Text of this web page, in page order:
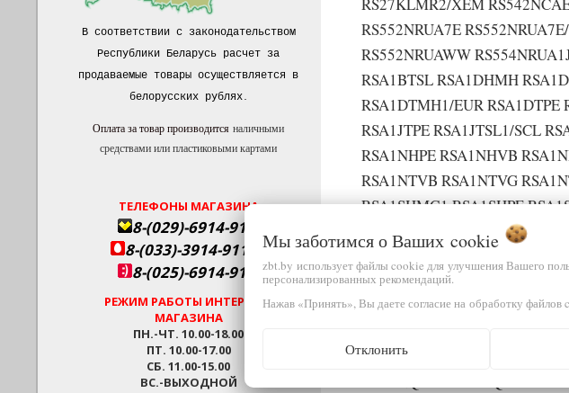
В соответствии с законодательством
Республики Беларусь расчет за
продаваемые товары осуществляется в
белорусских рублях.
Оплата за товар производится наличными
средствами или пластиковыми картами
ТЕЛЕФОНЫ МАГАЗИНА
8-(029)-6914-911
8-(033)-3914-911
8-(025)-6914-911
РЕЖИМ РАБОТЫ ИНТЕРНЕТ-
МАГАЗИНА
ПН.-ЧТ. 10.00-18.00
ПТ. 10.00-17.00
СБ. 11.00-15.00
ВС.-ВЫХОДНОЙ
RS552NRUA7E
RS552NRUAWW
RSA1BTSL RSA1DHMH
RSA1DTMH1/EUR RSA1DTPE
RSA1JTPE RSA1JTSL1/SCL
RSA1NHPE RSA1NHVB
RSA1NTVB RSA1NTVG
RSA1SHMG1 RSA1SHPE
RSA1STSL RSA1STTC
RSA1UHWP RSA1UTMG
RSA1UTWP RSA1VHMG
RSA1WTMH RSA1WTPE
RSA1ZHNE RSA1ZHPE
RSA1ZTTS RSA1ZTVG
RSA2NQTS1 RSA2SQSW1/
Мы заботимся о Ваших cookie
zbt.by использует файлы cookie для улучшения Вашего
персонализированных рекомендаций.
Нажав «Принять», Вы даете согласие на обработку файлов
Отклонить